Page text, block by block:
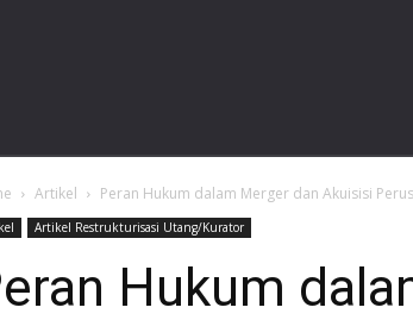
Artikel Peran Hukum dalam Merger dan Akuisisi
Artikel Restrukturisasi Utang/Kurator
Hukum